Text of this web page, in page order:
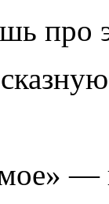
про
—